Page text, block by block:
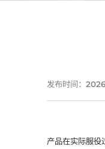
发布时间：
产品在实际服